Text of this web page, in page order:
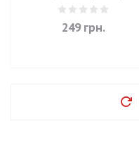
249грн.